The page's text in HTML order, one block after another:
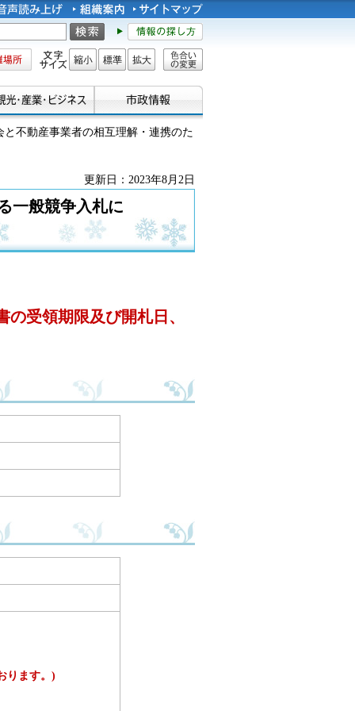
文字サイズ
縮小 標準 拡大
色合い
不動産事業者の相互理解・連携のた
更新日：2023年8月2日
一般競争入札に
受領期限及び開札日、
ります。)